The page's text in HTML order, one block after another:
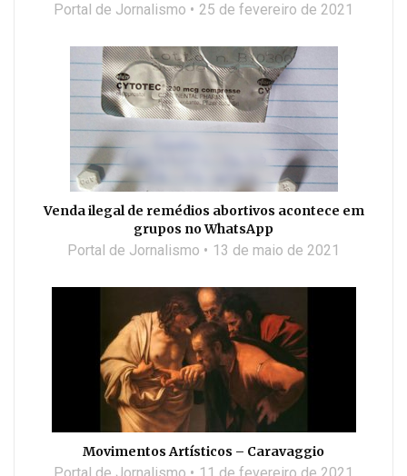
Portal de Jornalismo 25 de fevereiro de 2021
Venda ilegal de remédios abortivos acontece em
grupos no WhatsApp
Portal de Jornalismo 13 de maio de 2021
Movimentos Artísticos – Caravaggio